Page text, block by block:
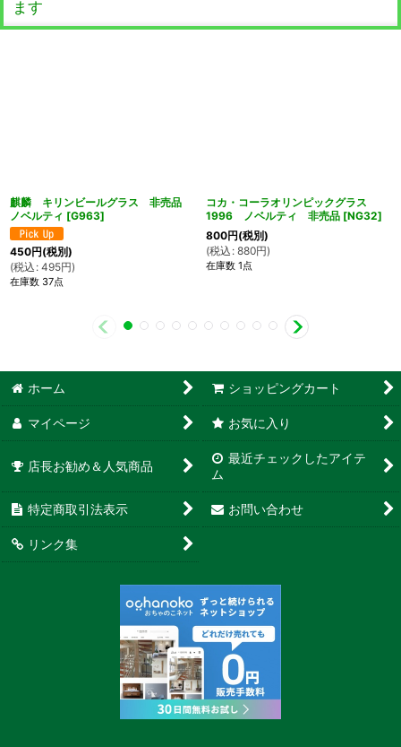
ます
麒麟 キリンビールグラス 非売品
ノベルティ [G963]
450円(税別)
(税込 : 495円)
在庫数 37点
コカ・コーラオリンピックグラス
1996 ノベルティ 非売品 [NG32]
800円(税別)
(税込 : 880円)
在庫数 1点
ホーム ショッピングカート
マイページ お気に入り
店長お勧め＆人気商品
最近チェックしたアイテ
ム
特定商取引法表示 お問い合わせ
リンク集